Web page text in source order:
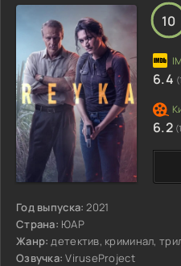
Год выпуска: 2021
Страна: ЮАР
Жанр: детектив, криминал,
Озвучка: ViruseProject
10
6.4
6.2